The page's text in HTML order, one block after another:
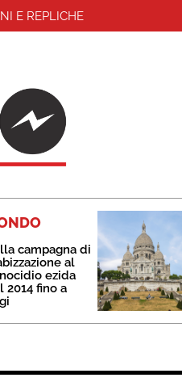
E REPLICHE
campagna di
al
ezida
2014 fino a